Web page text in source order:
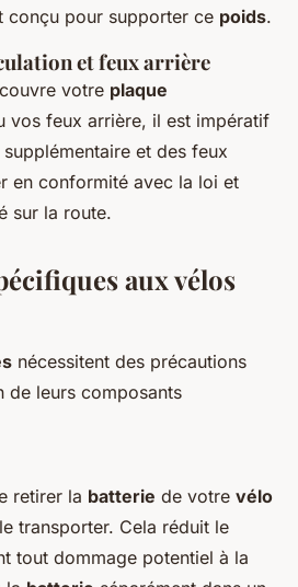
conçu pour supporter ce poids.
et feux arrière
votre plaque
vos feux arrière, il est impératif
supplémentaire et des feux
en conformité avec la loi et
sur la route.
aux vélos
nécessitent des précautions
de leurs composants
retirer la batterie de votre vélo
transporter. Cela réduit le
tout dommage potentiel à la